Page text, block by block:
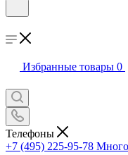
Избранные товары 0
Телефоны
+7 (495) 225-95-78